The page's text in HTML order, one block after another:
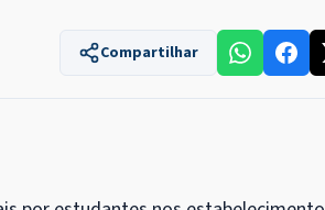
Compartilhar